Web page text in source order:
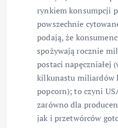
rynkiem konsumpcji
powszechnie
podają, że
spożywają rocznie
postaci napęczniałej
kilkunastu miliardów
popcorn); to czyni
zarówno dla
jak i przetwórców